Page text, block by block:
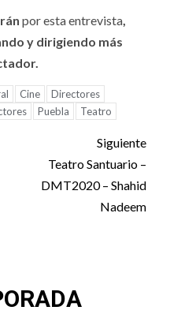
por esta entrevista,
y dirigiendo más
Cine
Directores
Puebla Teatro
Siguiente
Teatro Santuario –
DMT2020 – Shahid
Nadeem